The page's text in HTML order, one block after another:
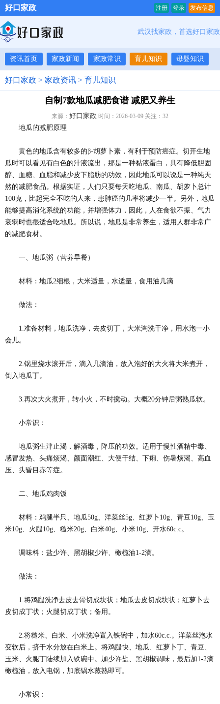
注册 登录 发布信息
好口家政
武汉找家政，首选好口家政
资讯首页 家政新闻 家政常识 育儿知识 母婴知识
好口家政 > 家政资讯 > 育儿知识
自制7款地瓜减肥食谱 减肥又养生
来源： 好口家政 时间：2026-03-09 关注： 32
地瓜的减肥原理
黄色的地瓜含有较多的β-胡萝卜素，有利于预防癌症。切开生地
瓜时可以看见有白色的汁液流出，那是一种黏液蛋白，具有降低胆固
醇、血糖、血脂和减少皮下脂肪的功效，因此地瓜可以说是一种纯天
然的减肥食品。根据实证，人们只要每天吃地瓜、南瓜、胡萝卜总计
100克，比起完全不吃的人来，患肺癌的几率将减少一半。另外，地瓜
能够提高消化系统的功能，并增强体力，因此，人在食欲不振、气力
衰弱时也很适合吃地瓜。所以说，地瓜是非常养生，适用人群非常广
的减肥食材。
一、地瓜粥（营养早餐）
材料：地瓜2细根，大米适量，水适量，食用油几滴
做法：
1.准备材料，地瓜洗净，去皮切丁，大米淘洗干净，用水泡一小
会儿。
2.锅里烧水滚开后，滴入几滴油，放入泡好的大火将大米煮开，
倒入地瓜丁。
3.再次大火煮开，转小火，不时搅动。大概20分钟后粥熟瓜软。
小常识：
地瓜粥生津止渴，解酒毒，降压的功效。适用于慢性酒精中毒、
感冒发热、头痛烦渴、颜面潮红、大便干结、下痢、伤暑烦渴、高血
压、头昏目赤等症。
二、地瓜鸡肉饭
材料：鸡腿半只、地瓜50g、洋菜丝5g、红萝卜10g、青豆10g、玉
米10g、火腿10g、糙米20g、白米40g、小米10g、开水60c.c。
调味料：盐少许、黑胡椒少许、橄榄油1-2滴。
做法：
1.将鸡腿洗净去皮去骨切成块状；地瓜去皮切成块状；红萝卜去
皮切成丁状；火腿切成丁状；备用。
2.将糙米、白米、小米洗净置入铁碗中，加水60c.c.。洋菜丝泡水
变软后，挤干水分放在白米上。将鸡腿快、地瓜、红萝卜丁、青豆、
玉米、火腿丁陆续加入铁碗中。加少许盐、黑胡椒调味，最后加1-2滴
橄榄油，放入电锅，加底锅水蒸熟即可。
小常识：